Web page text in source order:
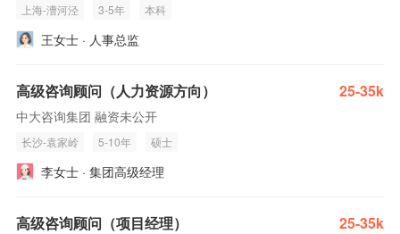
上海-漕河泾 3-5年 本科
王女士 · 人事总监
高级咨询顾问（人力资源方向） 25-35k
中大咨询集团 融资未公开
长沙-袁家岭 5-10年 硕士
李女士 · 集团高级经理
高级咨询顾问（项目经理） 25-35k